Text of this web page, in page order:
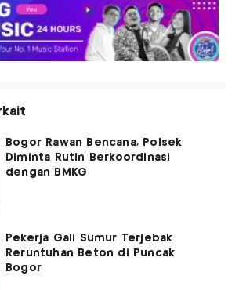
Bogor Rawan Bencana, Polsek
Diminta Rutin Berkoordinasi
dengan BMKG
Pekerja Gali Sumur Terjebak
Reruntuhan Beton di Puncak
Bogor